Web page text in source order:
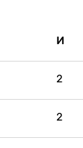
И
2
2